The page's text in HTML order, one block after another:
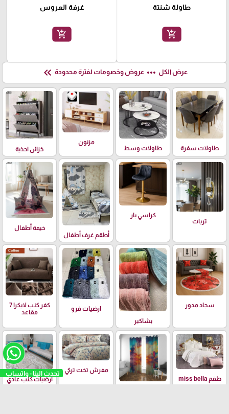
تحدث الينا - واتساب
طاولة شنتة
add_shopping_cart
غرفة العروس
add_shopping_cart
عرض الكل more_horiz عروض وخصومات لفترة محدودة keyboard_double_arrow_left
طاولات سفرة طاولات وسط
مزنون
خزائن احذية
ثريات
كراسي بار
أطقم غرف أطفال
خيمة أطفال
سجاد مدور
بشاكير
ارضيات فرو
كفر كنب لايكرا 7
مقاعد
طقم miss bella
مفرش تخت تركي
ارضيات كنب عادي